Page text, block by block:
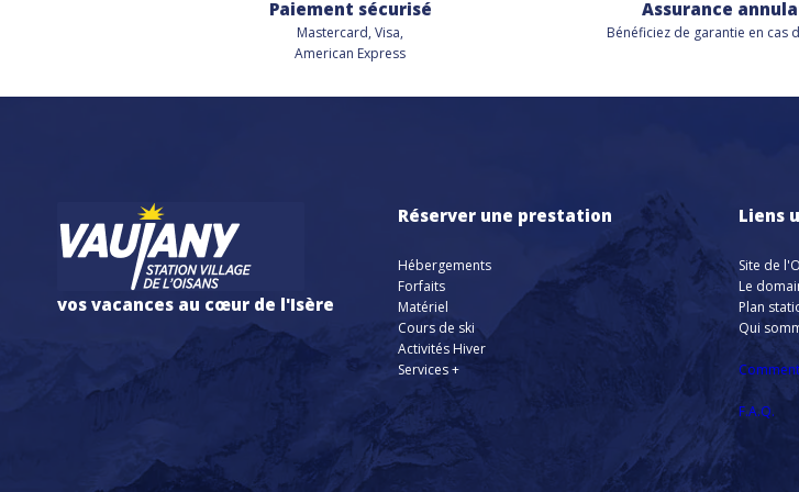
Paiement sécurisé
Mastercard, Visa,
American Express
Assurance
Bénéficiez de garantie en cas
vos vacances au cœur de l'Isère
Réserver une prestation
Hébergements
Forfaits
Matériel
Cours de ski
Activités Hiver
Services +
Liens
Site de
Le
Plan
Qui
F.A.Q.